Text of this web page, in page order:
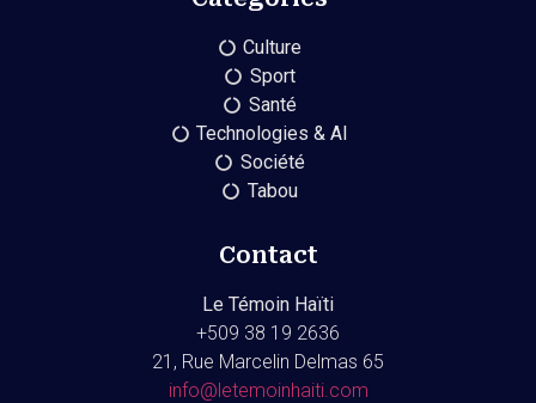
Culture
Sport
Santé
Technologies & AI
Société
Tabou
Contact
Le Témoin Haïti
+509 38 19 2636
21, Rue Marcelin Delmas 65
info@letemoinhaiti.com